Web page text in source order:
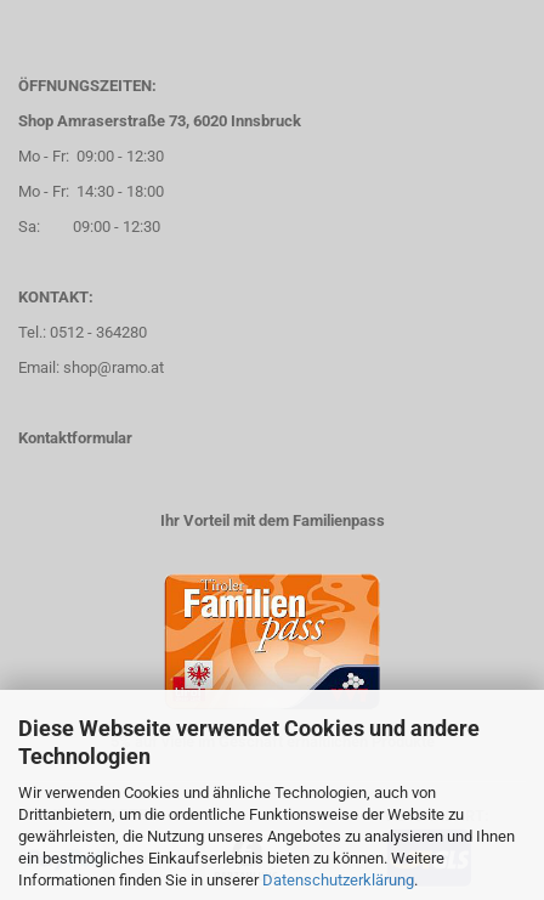
Diese Webseite verwendet Cookies und andere
Technologien
Wir verwenden Cookies und ähnliche Technologien, auch von
Drittanbietern, um die ordentliche Funktionsweise der Website zu
gewährleisten, die Nutzung unseres Angebotes zu analysieren und Ihnen
ein bestmögliches Einkaufserlebnis bieten zu können. Weitere
Informationen finden Sie in unserer Datenschutzerklärung.
ÖFFNUNGSZEITEN:
Shop Amraserstraße 73, 6020 Innsbruck
Mo - Fr: 09:00 - 12:30
Mo - Fr: 14:30 - 18:00
Sa: 09:00 - 12:30
KONTAKT:
Tel.: 0512 - 364280
Email: shop@ramo.at
Kontaktformular
Ihr Vorteil mit dem Familienpass
5% auf viele im Geschäft erhältlichen Produkte
ZAHLUNGSARTEN VERSANDART: